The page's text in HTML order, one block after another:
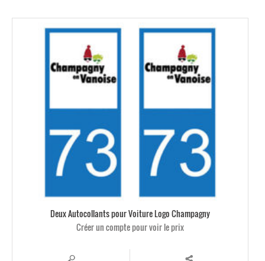
Deux Autocollants pour Voiture Logo Champagny
Créer un compte pour voir le prix